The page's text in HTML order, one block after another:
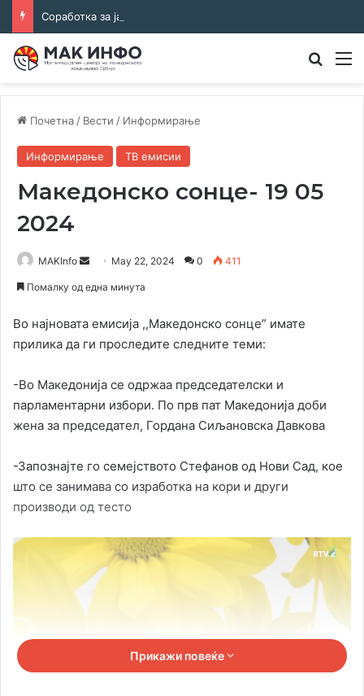
Почетна / Вести / Информирање
Информирање ТВ емисии
Македонско сонце- 19 05
2024
MAKInfo
Send May 22, 2024 0 411
Помалку од една минута
Во најновата емисија ,,Македонско сонце” имате
прилика да ги проследите следните теми:
-Во Македонија се одржаа председателски и
парламентарни избори. По прв пат Македонија доби
жена за председател, Гордана Сиљановска Давкова
-Запознајте го семејството Стефанов од Нови Сад, кое
што се занимава со изработка на кори и други
производи од тесто
Прикажи повеќе